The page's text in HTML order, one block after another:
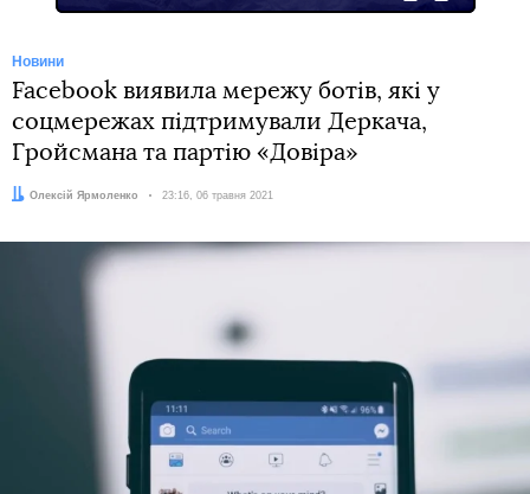
Новини
Facebook виявила мережу ботів, які у
соцмережах підтримували Деркача,
Гройсмана та партію «Довіра»
Автор:
Олексій Ярмоленко Дата:
23:16, 06 травня 2021